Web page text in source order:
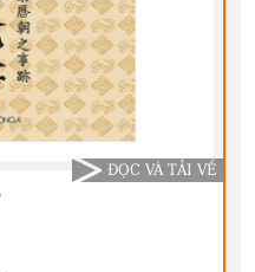
ĐỌC VÀ TẢI VỀ